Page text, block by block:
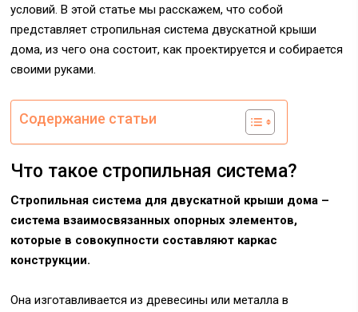
условий. В этой статье мы расскажем, что собой
представляет стропильная система двускатной крыши
дома, из чего она состоит, как проектируется и собирается
своими руками.
Содержание статьи
Что такое стропильная система?
Стропильная система для двускатной крыши дома –
система взаимосвязанных опорных элементов,
которые в совокупности составляют каркас
конструкции.
Она изготавливается из древесины или металла в